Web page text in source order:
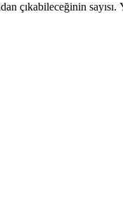
çıkabileceğinin